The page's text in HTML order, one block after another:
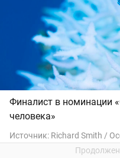
Финалист в номинации
человека»
Источник: Richard Smith /